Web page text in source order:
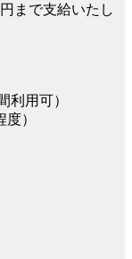
まで支給いたし
利用可）
）